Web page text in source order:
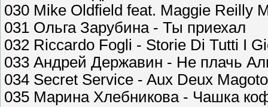
030 Mike Oldfield feat. Maggie Reilly
031 Ольга Зарубина - Ты приехал
032 Riccardo Fogli - Storie Di Tutti I
033 Андрей Державин - Не плачь
034 Secret Service - Aux Deux
035 Марина Хлебникова - Чашка